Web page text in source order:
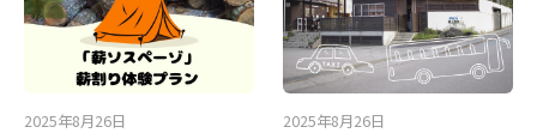
2025年8月26日 2025年8月26日